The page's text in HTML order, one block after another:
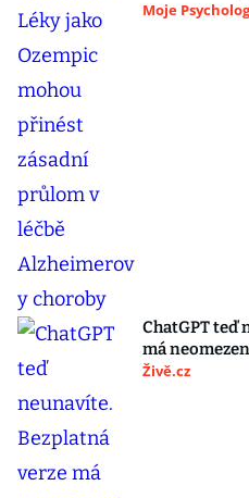
Moje
ChatGPT teď
má
Živě.cz